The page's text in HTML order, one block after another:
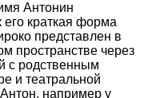
Антонин
его краткая форма
представлен в
пространстве через
с родственным
и театральной
например у